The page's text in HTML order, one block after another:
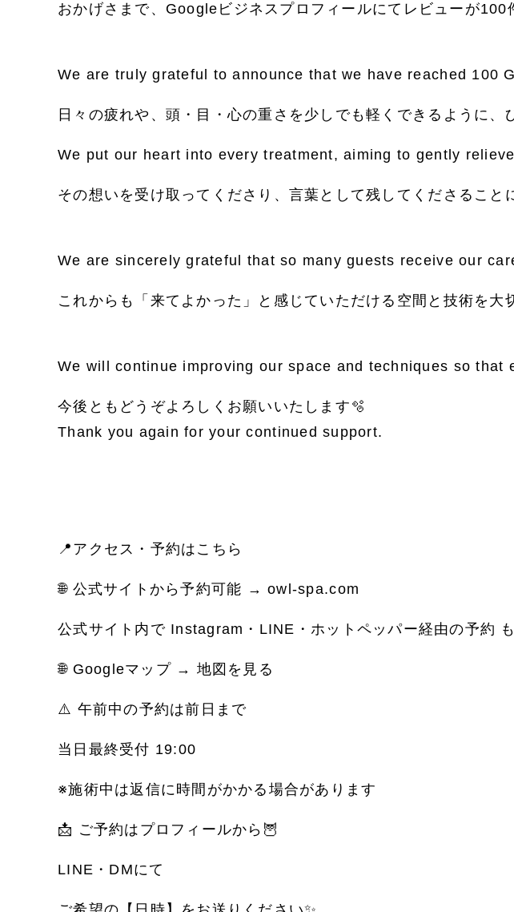
おかげさまで、Googleビジネスプロフィールにてレビューが100
We are truly grateful to announce that we have reached 100
日々の疲れや、頭・目・心の重さを少しでも軽くできるように
We put our heart into every treatment, aiming to gently
その想いを受け取ってくださり、言葉として残してくださるこ
We are sincerely grateful that so many guests receive our
これからも「来てよかった」と感じていただける空間と技術を大
We will continue improving our space and techniques so
今後ともどうぞよろしくお願いいたします🫧
Thank you again for your continued support.
📍アクセス・予約はこちら
🌐 公式サイトから予約可能 → owl-spa.com
公式サイト内で Instagram・LINE・ホットペッパー経由の予約
🌐 Googleマップ → 地図を見る
⚠️ 午前中の予約は前日まで
当日最終受付 19:00
※施術中は返信に時間がかかる場合があります
📩 ご予約はプロフィールから🦉
LINE・DMにて